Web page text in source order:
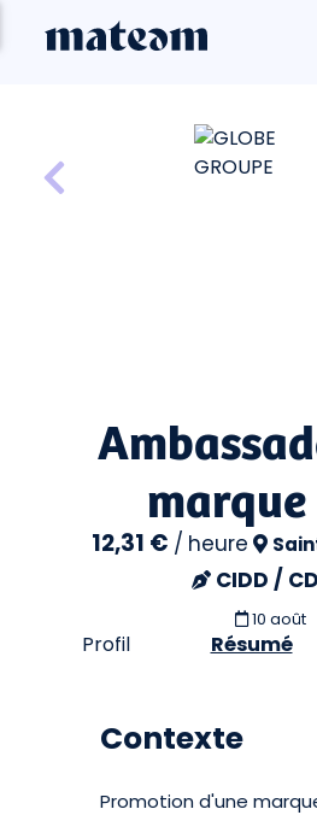
12,31 € / heure
CIDD /
10 août
Profil Résumé
Contexte
Promotion d'une